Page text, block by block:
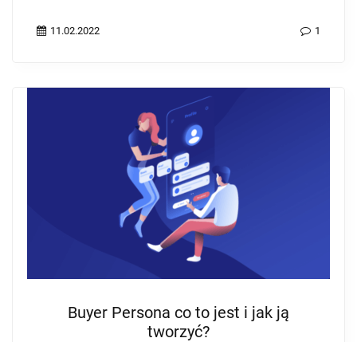
11.02.2022 1
Buyer Persona co to jest i jak ją
tworzyć?